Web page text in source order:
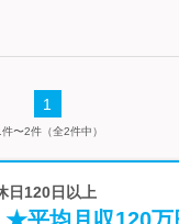
1
件〜2件（全2件中）
日120日以上